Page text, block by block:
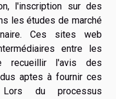
l'inscription sur des
les études de marché
Ces sites web
entre les
recueillir l'avis des
aptes à fournir ces
Lors du processus